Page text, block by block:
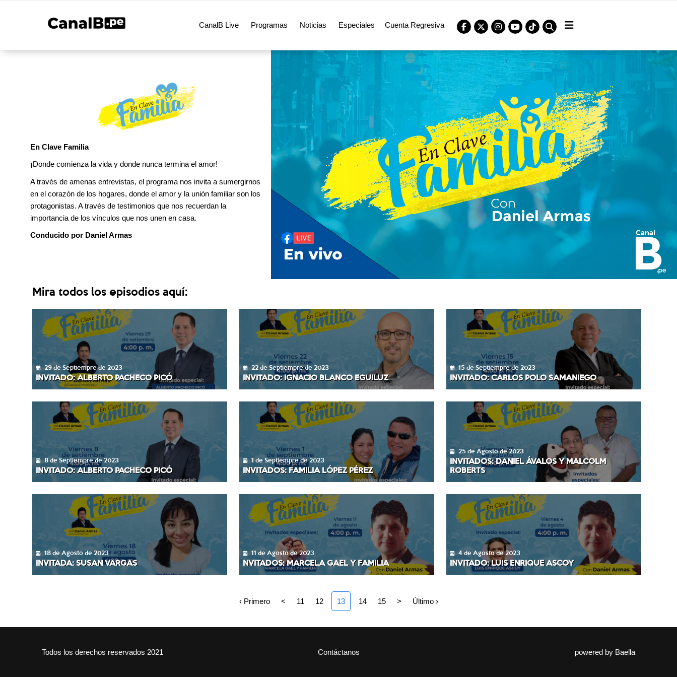
CanalB Live Programas Noticias Especiales Cuenta Regresiva
En Clave Familia
¡Donde comienza la vida y donde nunca termina el amor!
A través de amenas entrevistas, el programa nos invita a sumergirnos
en el corazón de los hogares, donde el amor y la unión familiar son los
protagonistas. A través de testimonios que nos recuerdan la
importancia de los vínculos que nos unen en casa.
Conducido por Daniel Armas
Mira todos los episodios aquí:
29 de Septiempre de 2023
INVITADO: ALBERTO PACHECO PICÓ
22 de Septiempre de 2023
INVITADO: IGNACIO BLANCO EGUILUZ
15 de Septiempre de 2023
INVITADO: CARLOS POLO SAMANIEGO
8 de Septiempre de 2023
INVITADO: ALBERTO PACHECO PICÓ
1 de Septiempre de 2023
INVITADOS: FAMILIA LÓPEZ PÉREZ
25 de Agosto de 2023
INVITADOS: DANIEL ÁVALOS Y MALCOLM
ROBERTS
18 de Agosto de 2023
INVITADA: SUSAN VARGAS
11 de Agosto de 2023
NVITADOS: MARCELA GAEL Y FAMILIA
4 de Agosto de 2023
INVITADO: LUIS ENRIQUE ASCOY
‹ Primero < 11 12 13 14 15 > Último ›
Todos los derechos reservados 2021 Contáctanos powered by Baella